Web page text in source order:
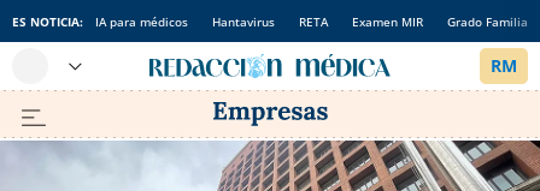
ES NOTICIA: IA para médicos Hantavirus RETA Examen MIR Grado Familia